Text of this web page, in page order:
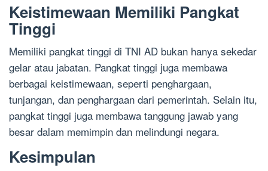
Keistimewaan Memiliki Pangkat
Tinggi
Memiliki pangkat tinggi di TNI AD bukan hanya sekedar
gelar atau jabatan. Pangkat tinggi juga membawa
berbagai keistimewaan, seperti penghargaan,
tunjangan, dan penghargaan dari pemerintah. Selain itu,
pangkat tinggi juga membawa tanggung jawab yang
besar dalam memimpin dan melindungi negara.
Kesimpulan